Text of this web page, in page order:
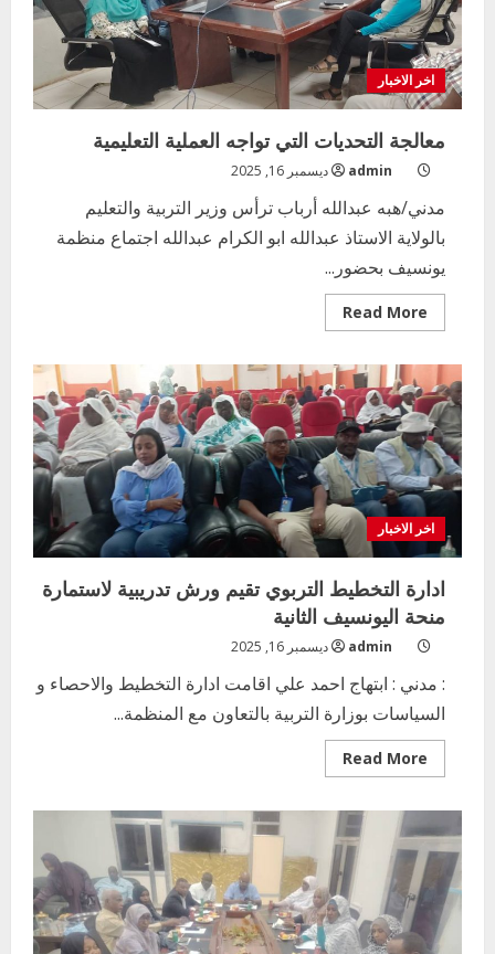
اخر الاخبار
معالجة التحديات التي تواجه العملية التعليمية
admin ديسمبر 16, 2025
مدني/هبه عبدالله أرباب ترأس وزير التربية والتعليم
بالولاية الاستاذ عبدالله ابو الكرام عبدالله اجتماع منظمة
يونسيف بحضور...
Read More
more
التحديات
التي
تواجه
العملية
التعليمية
اخر الاخبار
ادارة التخطيط التربوي تقيم ورش تدريبية لاستمارة
منحة اليونسيف الثانية
admin ديسمبر 16, 2025
: مدني : ابتهاج احمد علي اقامت ادارة التخطيط والاحصاء و
السياسات بوزارة التربية بالتعاون مع المنظمة...
Read More
more
التخطيط
التربوي
تقيم
ورش
تدريبية
لاستمارة
منحة
اليونسيف
الثانية